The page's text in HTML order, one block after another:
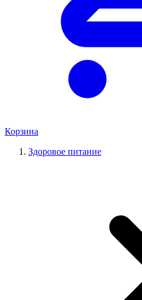
Корзина
Здоровое питание